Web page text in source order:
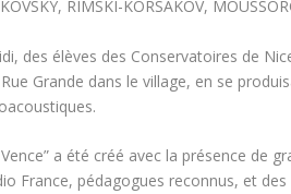
RIMSKI-KORSAKOV,
des élèves des Conservatoires de
Grande dans le village, en se
a été créé avec la présence de
France, pédagogues reconnus, et